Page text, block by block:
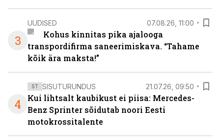
3
UUDISED 07.08.26, 11:00
Kohus kinnitas pika ajalooga
transpordifirma saneerimiskava. “Tahame
kõik ära maksta!”
4
ST SISUTURUNDUS 21.07.26, 09:50
Kui lihtsalt kaubikust ei piisa: Mercedes-
Benz Sprinter sõidutab noori Eesti
motokrossitalente